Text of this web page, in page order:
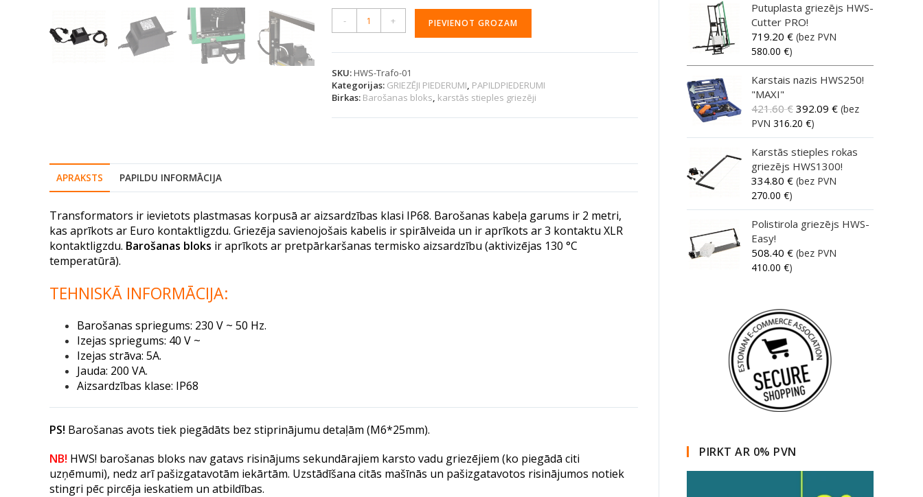
- + PIEVIENOT GROZAM
n
a
t
SKU:HWS-Trafo-01
Kategorijas: GRIEZĒJI PIEDERUMI, PAPILDPIEDERUMI
Birkas: Barošanas bloks, karstās stieples griezēji
APRAKSTS PAPILDU INFORMĀCIJA
Transformators ir ievietots plastmasas korpusā ar aizsardzības klasi IP68. Barošanas kabeļa garums ir 2 metri,
kas aprīkots ar Euro kontaktligzdu. Griezēja savienojošais kabelis ir spirālveida un ir aprīkots ar 3 kontaktu XLR
kontaktligzdu. Barošanas bloks ir aprīkots ar pretpārkaršanas termisko aizsardzību (aktivizējas 130 °C
temperatūrā).
TEHNISKĀ INFORMĀCIJA:
Barošanas spriegums: 230 V ~ 50 Hz.
Izejas spriegums: 40 V ~
Izejas strāva: 5A.
Jauda: 200 VA.
Aizsardzības klase: IP68
PS! Barošanas avots tiek piegādāts bez stiprinājumu detaļām (M6*25mm).
NB! HWS! barošanas bloks nav gatavs risinājums sekundārajiem karsto vadu griezējiem (ko piegādā citi
uzņēmumi), nedz arī pašizgatavotām iekārtām. Uzstādīšana citās mašīnās un pašizgatavotos risinājumos notiek
stingri pēc pircēja ieskatiem un atbildības.
Putuplasta griezējs HWS-
Cutter PRO!
719.20 € (bez PVN
580.00 €)
Karstais nazis HWS250!
"MAXI"
421.60€ 392.09 € (bez
PVN 316.20 €)
Karstās stieples rokas
griezējs HWS1300!
334.80 € (bez PVN
270.00 €)
Polistirola griezējs HWS-
Easy!
508.40 € (bez PVN
410.00 €)
PIRKT AR 0% PVN